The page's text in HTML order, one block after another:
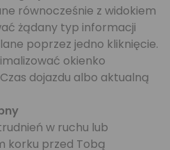
równocześnie z widokiem
żądany typ informacji
poprzez jedno kliknięcie.
okienko
dojazdu albo aktualną
w ruchu lub
korku przed Tobą